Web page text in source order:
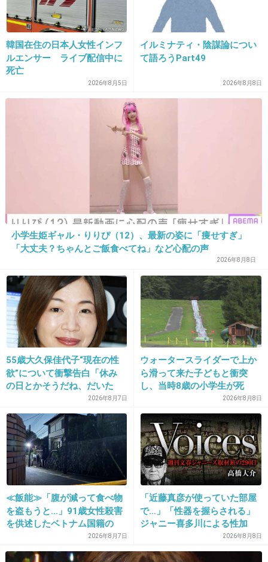
2026/06/03(水) 13:31:56
いない。
ビックリだ
そんな人これまでも何かと非常識なことやらかしてそうだ
けどよく絶縁しなかったね
そこまで自己中な人ってめったにいない。さすがにひと言
ゴメンネはみんな言うよね
+5 -0
>>1
「遊ぼう」ってLINE来たからOk出して具体的な話を提案し
た途端に既読スルーで数週間経過した。
それが原因で疎遠にして数年間。また遊ぼうって連絡が来
てOkだしたら既読スルー。こいつ何がしたいんだ?
1件の返信
-1
27. 匿名2026/06/03(水) 13:34:13
>>1
その子にとって優先順位の低〜い友達なんだよ笑、いちお
う抑えとこかみたいな
+0 -0
韓国在住の日本人女性インフ
ルエンサー ライブ配信中に
死亡
2026年8月5日
イルミナティ・陰謀論につい
て語ろうPart49
2026年8月8日
小学生姫ギャル・りりぴ（12）、最新の姿に「痩せすぎ」
「大丈夫？ちゃんとご飯食べてね」など心配の声
2026年8月8日
55歳大久保佳代子“現在の性
欲”について衝撃告白「休み
の日とかそうだね、だいた
2026年8月7日
ウォータースライダーで上か
ら滑って来た子どもと衝突
し、当時8歳の小学生が死
亡 イベントの引率責任者の
町職員を「減給」の懲戒処
分 児童の両親は「軽過ぎ
る」「全く納得できない」
島根県邑南町
2026年8月8日
≪飯能≫「腹が減って食べ物
を盗もうと…」91歳女性殺害
を供述したベトナム国籍の
男、在留資格なし…奪った車
で“3台追突”の逃走劇
2026年8月7日
「近藤真彦が使っていた部屋
で…」「性器を握らされる」
ジャニー喜多川による性加
害、語り始めた被害者たち
《徹底取材の裏側》
2026年8月8日